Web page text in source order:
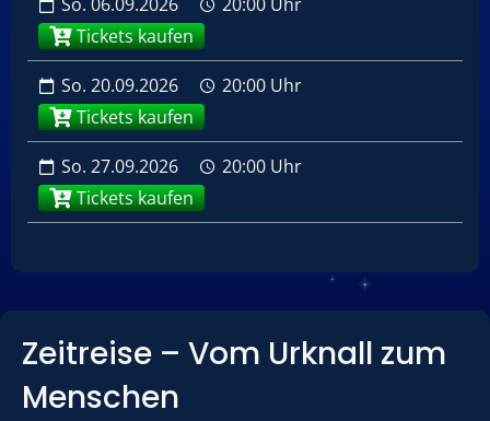
Tickets kaufen
So. 20.09.2026
20:00 Uhr
Tickets kaufen
So. 27.09.2026
20:00 Uhr
Tickets kaufen
Zeitreise – Vom Urknall zum
Menschen